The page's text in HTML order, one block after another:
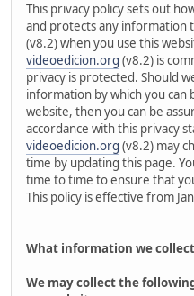
This privacy policy sets out
and protects any information
(v8.2) when you use this
videoedicion.org (v8.2) is
privacy is protected. Should
information by which you can
website, then you can be
accordance with this privacy
videoedicion.org (v8.2) may
time by updating this page.
time to time to ensure that
This policy is effective from
What information we
We may collect the